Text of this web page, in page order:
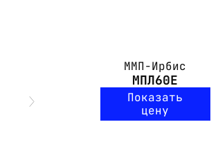
ММП-Ирбис
МПЛ60Е
Показать
цену